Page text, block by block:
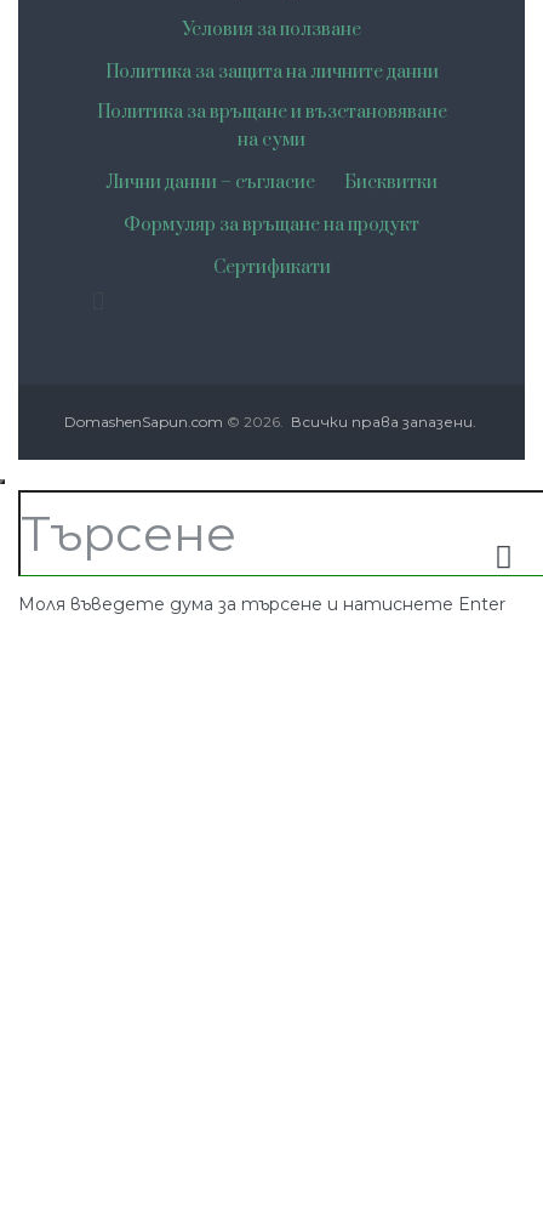
Условия за ползване
Политика за защита на личните данни
Политика за връщане и възстановяване
на суми
Лични данни – съгласие
Бисквитки
Формуляр за връщане на продукт
Сертификати
DomashenSapun.com © 2026. Всички права запазени.
Моля въведете дума за търсене и натиснете Enter